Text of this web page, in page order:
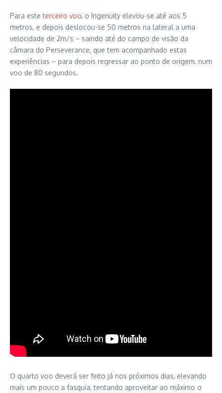
Para esteterceiro voo, o Ingenuity elevou-se até aos 5
metros, e depois deslocou-se 50 metros na lateral a uma
velocidade de 2m/s – saindo até do campo de visão da
câmara do Perseverance, que tem acompanhado estas
experiências – para depois regressar ao ponto de origem, num
voo de 80 segundos.
O quarto voo deverá ser feito já nos próximos dias, elevando
mais um pouco a fasquia, tentando aproveitar ao máximo o